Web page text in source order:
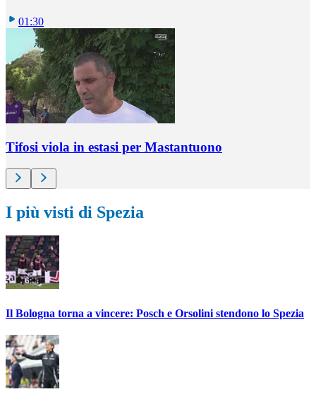
01:30
Tifosi viola in estasi per Mastantuono
I più visti di Spezia
Il Bologna torna a vincere: Posch e Orsolini stendono lo Spezia